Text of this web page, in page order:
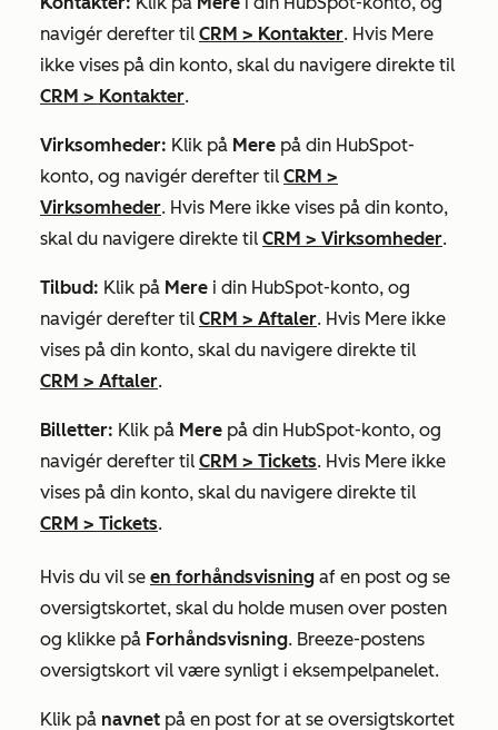
navigér derefter til CRM > Kontakter. Hvis Mere
ikke vises på din konto, skal du navigere direkte til
CRM > Kontakter.
Virksomheder: Klik på Mere på din HubSpot-
konto, og navigér derefter til CRM >
Virksomheder. Hvis Mere ikke vises på din konto,
skal du navigere direkte til CRM > Virksomheder.
Tilbud: Klik på Mere i din HubSpot-konto, og
navigér derefter til CRM > Aftaler. Hvis Mere ikke
vises på din konto, skal du navigere direkte til
CRM > Aftaler.
Billetter: Klik på Mere på din HubSpot-konto, og
navigér derefter til CRM > Tickets. Hvis Mere ikke
vises på din konto, skal du navigere direkte til
CRM > Tickets.
Hvis du vil se en forhåndsvisning af en post og se
oversigtskortet, skal du holde musen over posten
og klikke på Forhåndsvisning. Breeze-postens
oversigtskort vil være synligt i eksempelpanelet.
Klik på navnet på en post for at se oversigtskortet